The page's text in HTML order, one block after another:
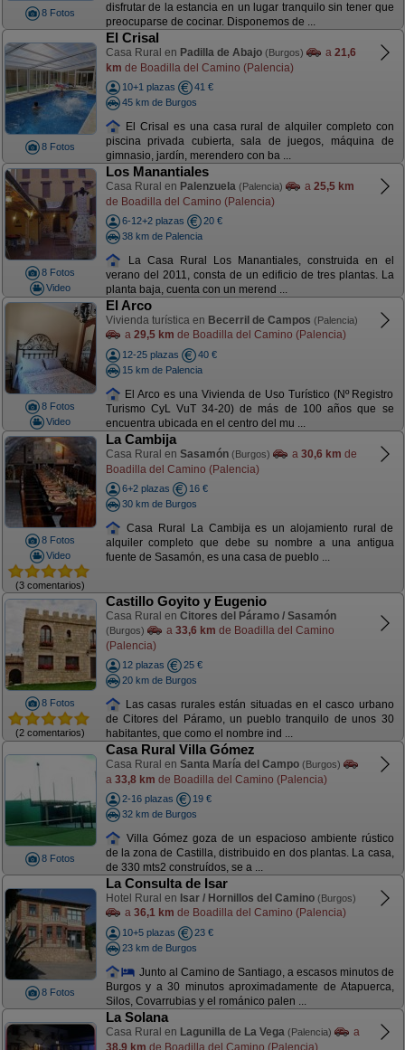
8 Fotos
disfrutar de la estancia en un lugar tranquilo sin tener que
preocuparse de cocinar. Disponemos de ...
8 Fotos
El Crisal
Casa Rural en Padilla de Abajo (Burgos) a 21,6
km de Boadilla del Camino (Palencia)
10+1 plazas
41 €
45 km de Burgos
El Crisal es una casa rural de alquiler completo con
piscina privada cubierta, sala de juegos, máquina de
gimnasio, jardín, merendero con ba ...
8 Fotos
Video
Los Manantiales
Casa Rural en Palenzuela (Palencia) a 25,5 km
de Boadilla del Camino (Palencia)
6-12+2 plazas
20 €
38 km de Palencia
La Casa Rural Los Manantiales, construida en el
verano del 2011, consta de un edificio de tres plantas. La
planta baja, cuenta con un merend ...
8 Fotos
Video
El Arco
Vivienda turística en Becerril de Campos (Palencia)
a 29,5 km de Boadilla del Camino (Palencia)
12-25 plazas
40 €
15 km de Palencia
El Arco es una Vivienda de Uso Turístico (Nº Registro
Turismo CyL VuT 34-20) de más de 100 años que se
encuentra ubicada en el centro del mu ...
8 Fotos
Video
(3 comentarios)
La Cambija
Casa Rural en Sasamón (Burgos) a 30,6 km de
Boadilla del Camino (Palencia)
6+2 plazas
16 €
30 km de Burgos
Casa Rural La Cambija es un alojamiento rural de
alquiler completo que debe su nombre a una antigua
fuente de Sasamón, es una casa de pueblo ...
8 Fotos
(2 comentarios)
Castillo Goyito y Eugenio
Casa Rural en Citores del Páramo / Sasamón
(Burgos) a 33,6 km de Boadilla del Camino
(Palencia)
12 plazas
25 €
20 km de Burgos
Las casas rurales están situadas en el casco urbano
de Citores del Páramo, un pueblo tranquilo de unos 30
habitantes, que como el nombre ind ...
8 Fotos
Casa Rural Villa Gómez
Casa Rural en Santa María del Campo (Burgos)
a 33,8 km de Boadilla del Camino (Palencia)
2-16 plazas
19 €
32 km de Burgos
Villa Gómez goza de un espacioso ambiente rústico
de la zona de Castilla, distribuido en dos plantas. La casa,
de 330 mts2 construídos, se a ...
8 Fotos
La Consulta de Isar
Hotel Rural en Isar / Hornillos del Camino (Burgos)
a 36,1 km de Boadilla del Camino (Palencia)
10+5 plazas
23 €
23 km de Burgos
Junto al Camino de Santiago, a escasos minutos de
Burgos y a 30 minutos aproximadamente de Atapuerca,
Silos, Covarrubias y el románico palen ...
La Solana
Casa Rural en Lagunilla de La Vega (Palencia)
a
38,9 km de Boadilla del Camino (Palencia)